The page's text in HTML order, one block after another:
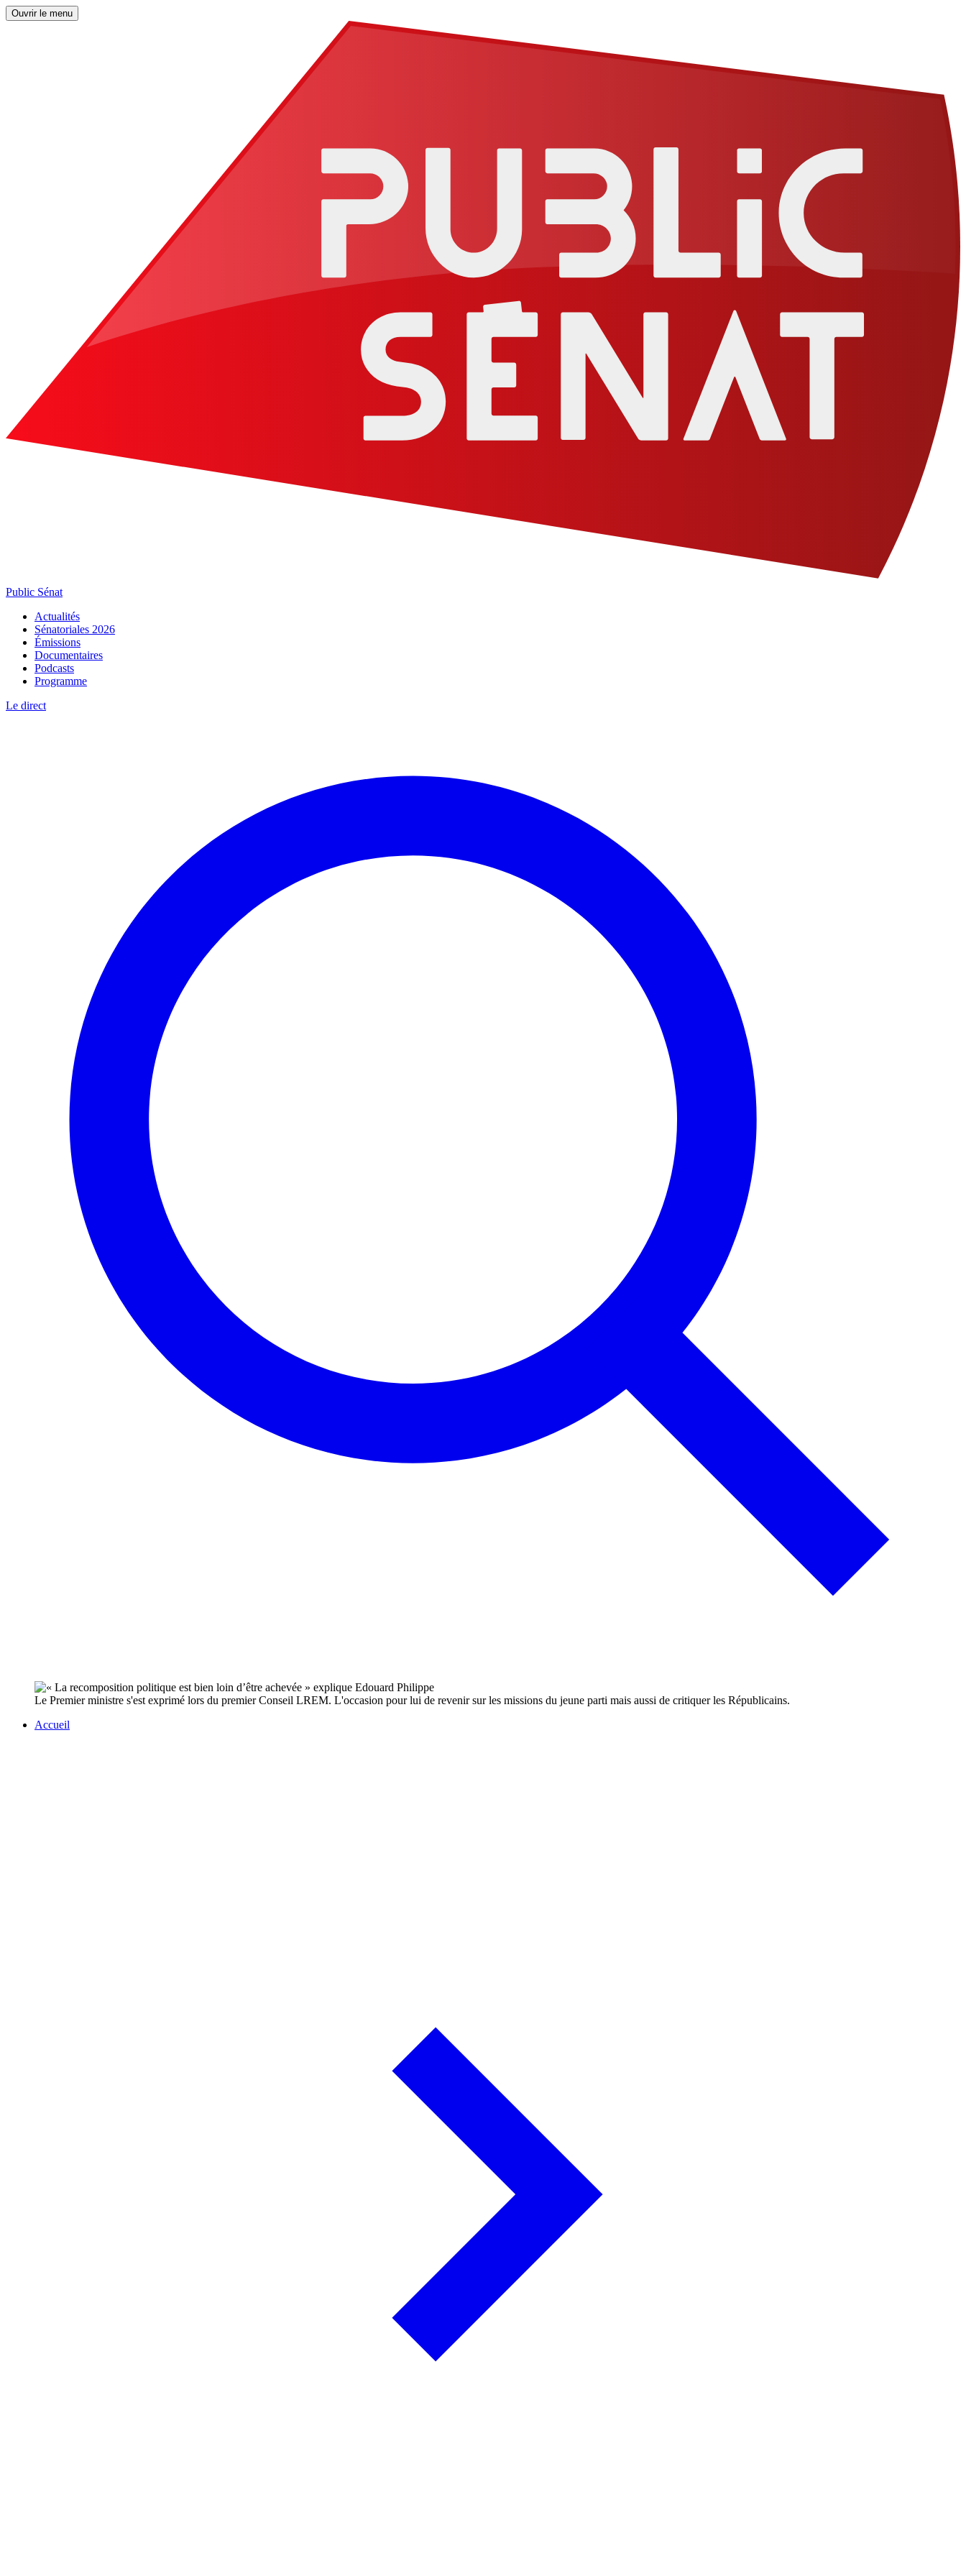
Ouvrir le menu
Public Sénat
Actualités
Sénatoriales 2026
Émissions
Documentaires
Podcasts
Programme
Le direct
Le Premier ministre s'est exprimé lors du premier Conseil LREM. L'occasion pour lui de revenir sur les missions du jeune parti mais aussi de critiquer les Républicains.
Accueil